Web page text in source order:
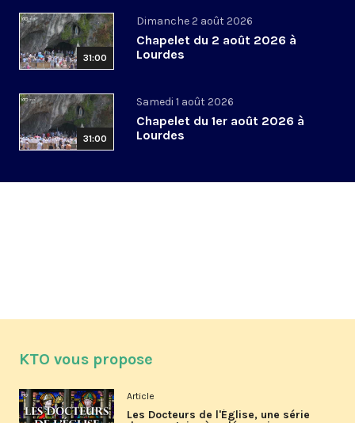
31:00
Dimanche 2 août 2026
Chapelet du 2 août 2026 à
Lourdes
31:00
Samedi 1 août 2026
Chapelet du 1er août 2026 à
Lourdes
KTO vous propose
Article
Les Docteurs de l'Église, une série